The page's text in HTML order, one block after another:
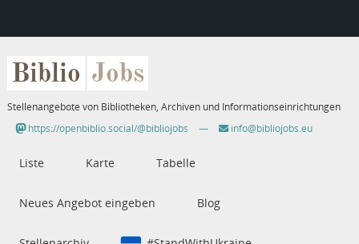
Biblio Jobs
Stellenangebote von Bibliotheken, Archiven und Informationseinrichtungen
https://openbiblio.social/@bibliojobs
— info@bibliojobs.eu
Liste Karte Tabelle
Neues Angebot eingeben Blog